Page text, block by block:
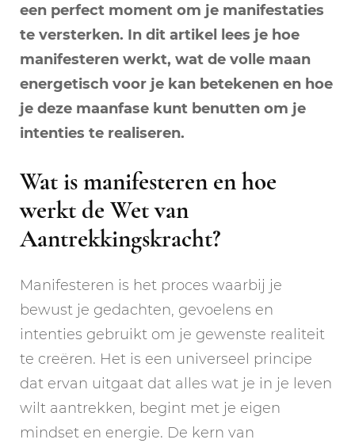
een perfect moment om je manifestaties
te versterken. In dit artikel lees je hoe
manifesteren werkt, wat de volle maan
energetisch voor je kan betekenen en hoe
je deze maanfase kunt benutten om je
intenties te realiseren.
Wat is manifesteren en hoe
werkt de Wet van
Aantrekkingskracht?
Manifesteren is het proces waarbij je
bewust je gedachten, gevoelens en
intenties gebruikt om je gewenste realiteit
te creëren. Het is een universeel principe
dat ervan uitgaat dat alles wat je in je leven
wilt aantrekken, begint met je eigen
mindset en energie. De kern van